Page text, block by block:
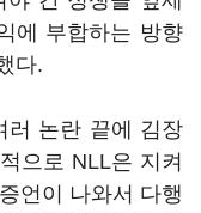
에 부합하는 방향
다.
러 논란 끝에 김장
으로 NLL은 지켜
언이 나와서 다행